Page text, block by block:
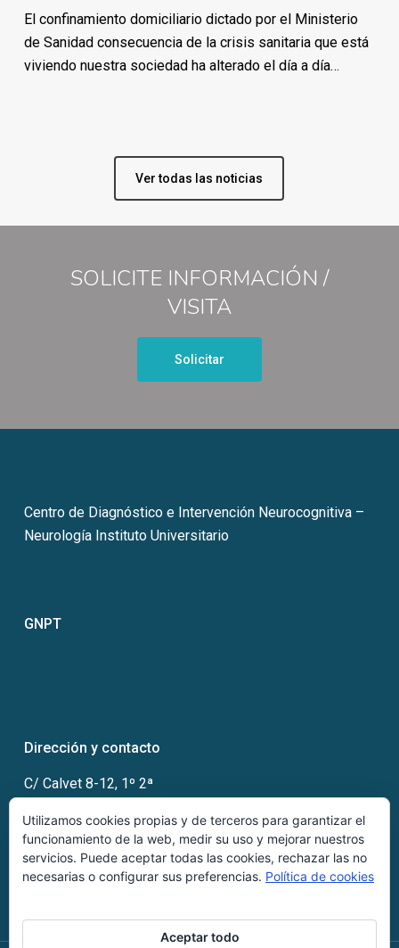
El confinamiento domiciliario dictado por el Ministerio
de Sanidad consecuencia de la crisis sanitaria que está
viviendo nuestra sociedad ha alterado el día a día…
Ver todas las noticias
SOLICITE INFORMACIÓN /
VISITA
Solicitar
Centro de Diagnóstico e Intervención Neurocognitiva –
Neurología Instituto Universitario
GNPT
Dirección y contacto
C/ Calvet 8-12, 1º 2ª
Telf:93 858 61 07
info@cdincbarcelona.com
Utilizamos cookies propias y de terceros para garantizar el
funcionamiento de la web, medir su uso y mejorar nuestros
servicios. Puede aceptar todas las cookies, rechazar las no
necesarias o configurar sus preferencias. Política de cookies
Aceptar todo